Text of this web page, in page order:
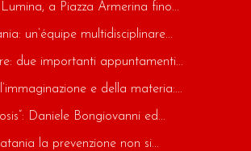
a Piazza Armerina fino...
un’équipe multidisciplinare...
due importanti appuntamenti...
e della materia:...
Daniele Bongiovanni ed...
la prevenzione non si...